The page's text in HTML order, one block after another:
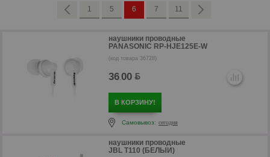
1 5 6 7 11
наушники проводные
PANASONIC RP-HJE125E-W
(код товара 36728)
36.00
В КОРЗИНУ!
Самовывоз: сегодня
наушники проводные
JBL T110 (БЕЛЫЙ)